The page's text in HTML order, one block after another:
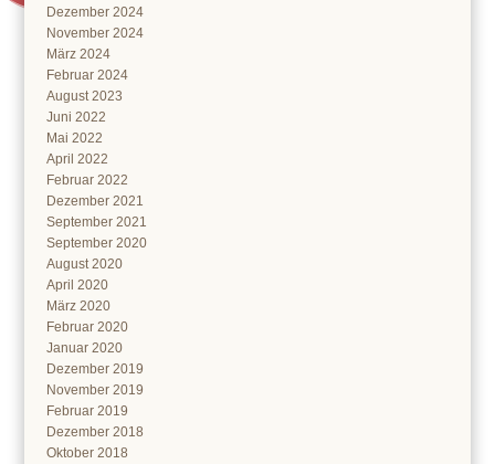
Dezember 2024
November 2024
März 2024
Februar 2024
August 2023
Juni 2022
Mai 2022
April 2022
Februar 2022
Dezember 2021
September 2021
September 2020
August 2020
April 2020
März 2020
Februar 2020
Januar 2020
Dezember 2019
November 2019
Februar 2019
Dezember 2018
Oktober 2018